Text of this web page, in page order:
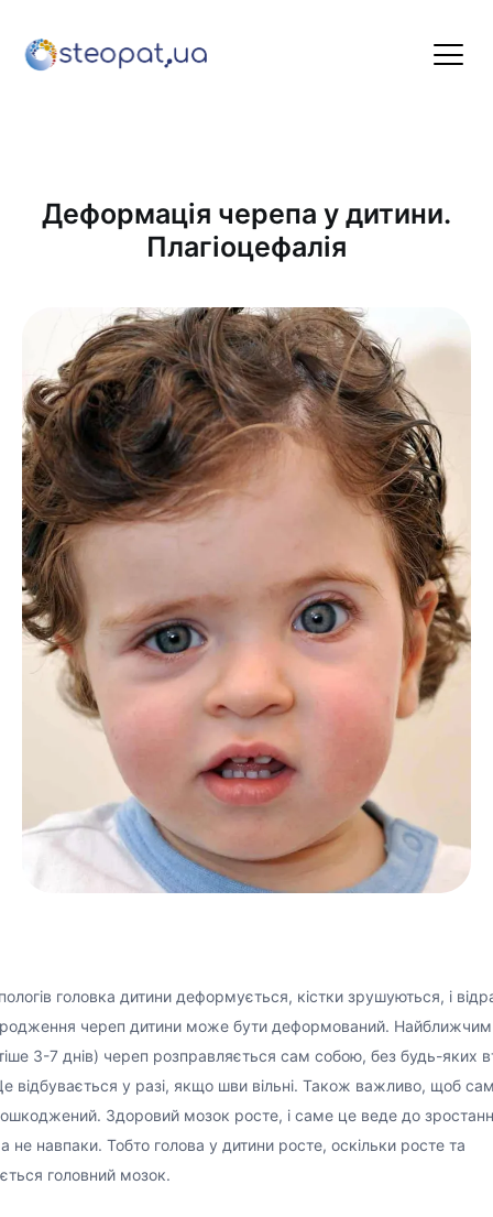
Деформація черепа у дитини.
Плагіоцефалія
головка дитини деформується, кістки зрушуються, і
череп дитини може бути деформований.
3-7 днів) череп розправляється сам собою, без будь-яких
відбувається у разі, якщо шви вільні. Також важливо, щоб
Здоровий мозок росте, і саме це веде до
не навпаки. Тобто голова у дитини росте, оскільки росте та
головний мозок.